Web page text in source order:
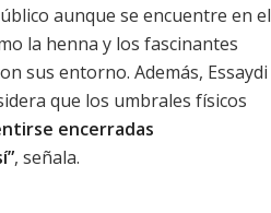
aunque se encuentre en el
la henna y los fascinantes
sus entorno. Además, Essaydi
que los umbrales físicos
encerradas
, señala.